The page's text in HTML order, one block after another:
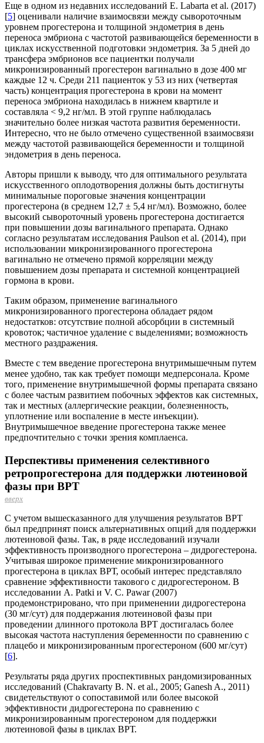
Еще в одном из недавних исследований E. Labarta et al. (2017)
[5] оценивали наличие взаимосвязи между сывороточным
уровнем прогестерона и толщиной эндометрия в день
переноса эмбриона с частотой развивающейся беременности в
циклах искусственной подготовки эндометрия. За 5 дней до
трансфера эмбрионов все пациентки получали
микронизированный прогестерон вагинально в дозе 400 мг
каждые 12 ч. Среди 211 пациенток у 53 из них (четвертая
часть) концентрация прогестерона в крови на момент
переноса эмбриона находилась в нижнем квартиле и
составляла < 9,2 нг/мл. В этой группе наблюдалась
значительно более низкая частота развития беременности.
Интересно, что не было отмечено существенной взаимосвязи
между частотой развивающейся беременности и толщиной
эндометрия в день переноса.
Авторы пришли к выводу, что для оптимального результата
искусственного оплодотворения должны быть достигнуты
минимальные пороговые значения концентрации
прогестерона (в среднем 12,7 ± 5,4 нг/мл). Возможно, более
высокий сывороточный уровень прогестерона достигается
при повышении дозы вагинального препарата. Однако
согласно результатам исследования Paulson et al. (2014), при
использовании микронизированного прогестерона
вагинально не отмечено прямой корреляции между
повышением дозы препарата и системной концентрацией
гормона в крови.
Таким образом, применение вагинального
микронизированного прогестерона обладает рядом
недостатков: отсутствие полной абсорбции в системный
кровоток; частичное удаление с выделениями; воз­можность
местного раздражения.
Вместе с тем введение прогестерона внутримышечным путем
менее удобно, так как требует помощи медперсонала. Кроме
того, применение внутримышечной формы препарата связано
с более частым развитием побочных эффектов как системных,
так и местных (аллергические реакции, болезненность,
уплотнение или воспаление в месте инъекции).
Внутримышечное введение прогестерона также менее
предпочтительно с точки зрения комплаенса.
Перспективы применения селективного
ретропрогестерона для поддержки лютеиновой
фазы при ВРТ
вверх
С учетом вышесказанного для улучшения результатов ВРТ
был предпринят поиск альтернативных опций для поддержки
лютеиновой фазы. Так, в ряде исследований изучали
эффективность производного прогестерона – дидрогестерона.
Учитывая широкое применение микронизированного
прогестерона в циклах ВРТ, особый интерес представляло
сравнение эффективности такового с дидрогестероном. В
исследовании A. Patki и V. C. Pawar (2007)
продемонстрировано, что при применении дидрогестерона
(30 мг/сут) для под­держания лютеиновой фазы при
проведении длинного протокола ВРТ достигалась более
высокая частота наступления беременности по сравнению с
плацебо и микронизированным прогестероном (600 мг/сут)
[6].
Результаты ряда других проспективных рандомизированных
исследований (Chakravarty B. N. et al., 2005; Ganesh A., 2011)
свидетельствуют о сопоставимой или более высокой
эффективности дидрогестерона по сравнению с
микронизированным прогестероном для поддержки
лютеиновой фазы в циклах ВРТ.